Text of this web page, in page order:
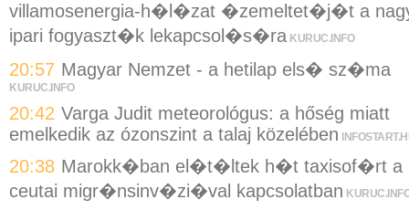
villamosenergia-h�l�zat �zemeltet�j�t a
ipari fogyaszt�k lekapcsol�s�ra KURUC.INFO
20:57 Magyar Nemzet - a hetilap els� sz�ma
KURUC.INFO
20:42 Varga Judit meteorológus: a hőség miatt
emelkedik az ózonszint a talaj közelében
20:38 Marokk�ban el�t�ltek h�t taxisof�rt a
ceutai migr�nsinv�zi�val kapcsolatban